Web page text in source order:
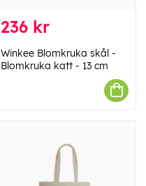
236 kr
Winkee Blomkruka skål -
Blomkruka katt - 13 cm